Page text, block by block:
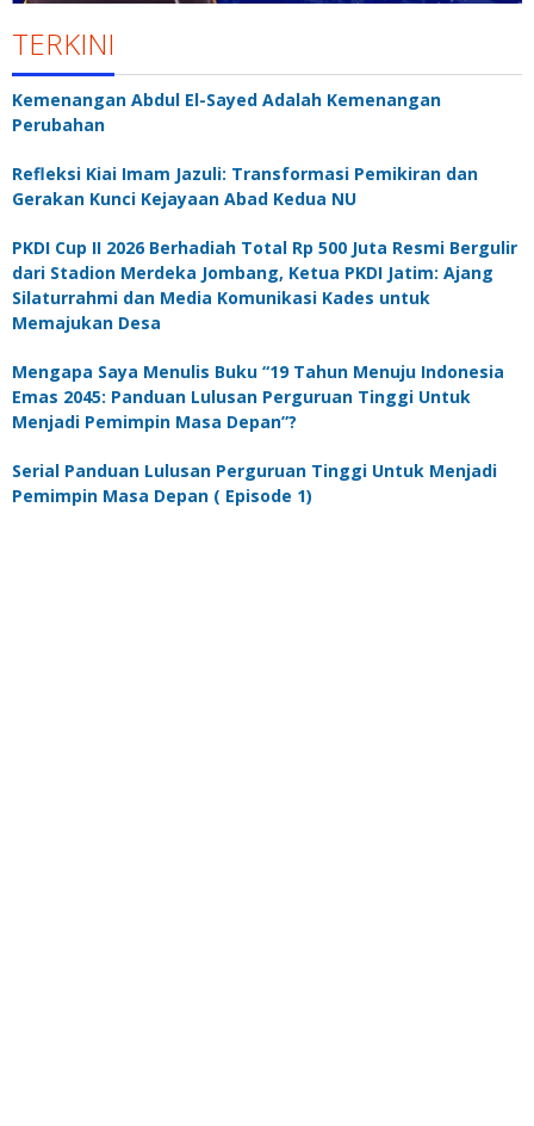
TERKINI
Kemenangan Abdul El-Sayed Adalah Kemenangan
Perubahan
Refleksi Kiai Imam Jazuli: Transformasi Pemikiran dan
Gerakan Kunci Kejayaan Abad Kedua NU
PKDI Cup II 2026 Berhadiah Total Rp 500 Juta Resmi Bergulir
dari Stadion Merdeka Jombang, Ketua PKDI Jatim: Ajang
Silaturrahmi dan Media Komunikasi Kades untuk
Memajukan Desa
Mengapa Saya Menulis Buku “19 Tahun Menuju Indonesia
Emas 2045: Panduan Lulusan Perguruan Tinggi Untuk
Menjadi Pemimpin Masa Depan”?
Serial Panduan Lulusan Perguruan Tinggi Untuk Menjadi
Pemimpin Masa Depan ( Episode 1)